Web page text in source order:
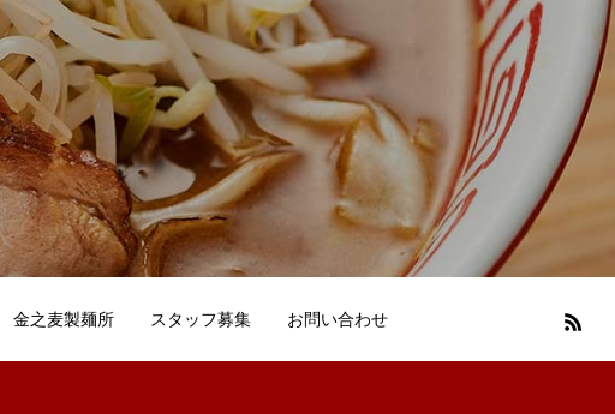
金之麦製麺所 スタッフ募集 お問い合わせ